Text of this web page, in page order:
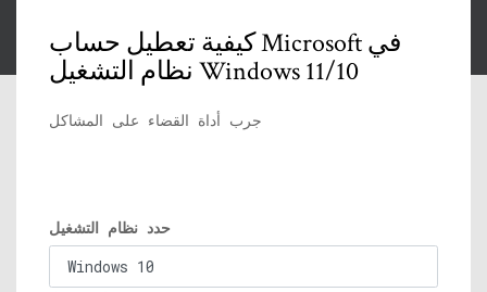
كيفية تعطيل حساب Microsoft في
نظام التشغيل Windows 11/10
جرب أداة القضاء على المشاكل
حدد نظام التشغيل